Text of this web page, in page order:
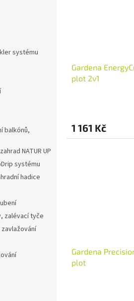
systému
balkónů,
NATUR UP
systému
hadice
zalévací tyče
Gardena
plot 2v1
1 161 Kč
Gardena
plot